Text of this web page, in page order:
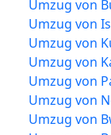
Umzug von
Umzug von
Umzug von
Umzug von
Umzug von
Umzug von
Umzug von